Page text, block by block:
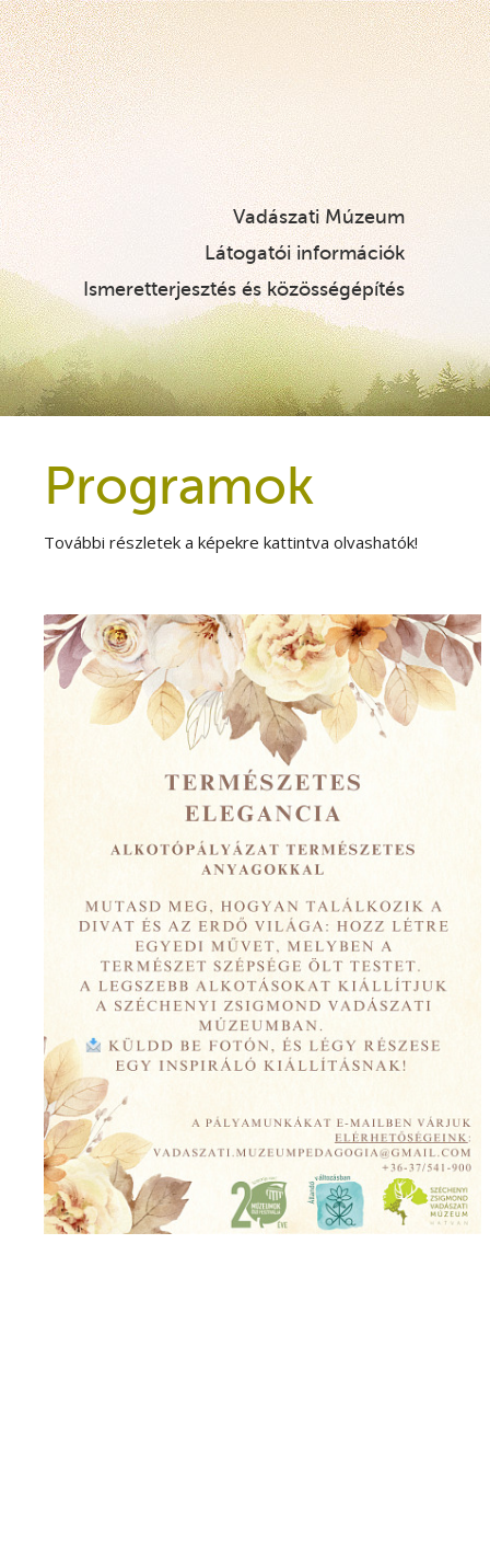
Vadászati Múzeum
Látogatói információk
Ismeretterjesztés és közösségépítés
Programok
További részletek a képekre kattintva olvashatók!